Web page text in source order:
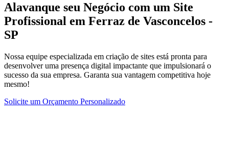
Alavanque seu Negócio com um Site
Profissional em Ferraz de Vasconcelos -
SP
Nossa equipe especializada em criação de sites está pronta para
desenvolver uma presença digital impactante que impulsionará o
sucesso da sua empresa. Garanta sua vantagem competitiva hoje
mesmo!
Solicite um Orçamento Personalizado